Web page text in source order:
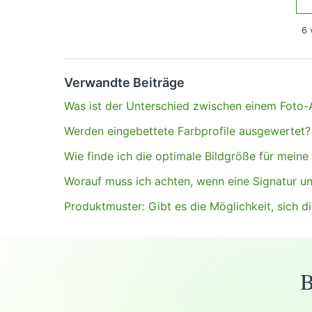
6
Haben Sie Fragen?Anfrage einreichen
Verwandte Beiträge
Was ist der Unterschied zwischen einem
Werden eingebettete Farbprofile ausgewertet?
Wie finde ich die optimale Bildgröße für meine
Worauf muss ich achten, wenn eine Signatur
Produktmuster: Gibt es die Möglichkeit, sich